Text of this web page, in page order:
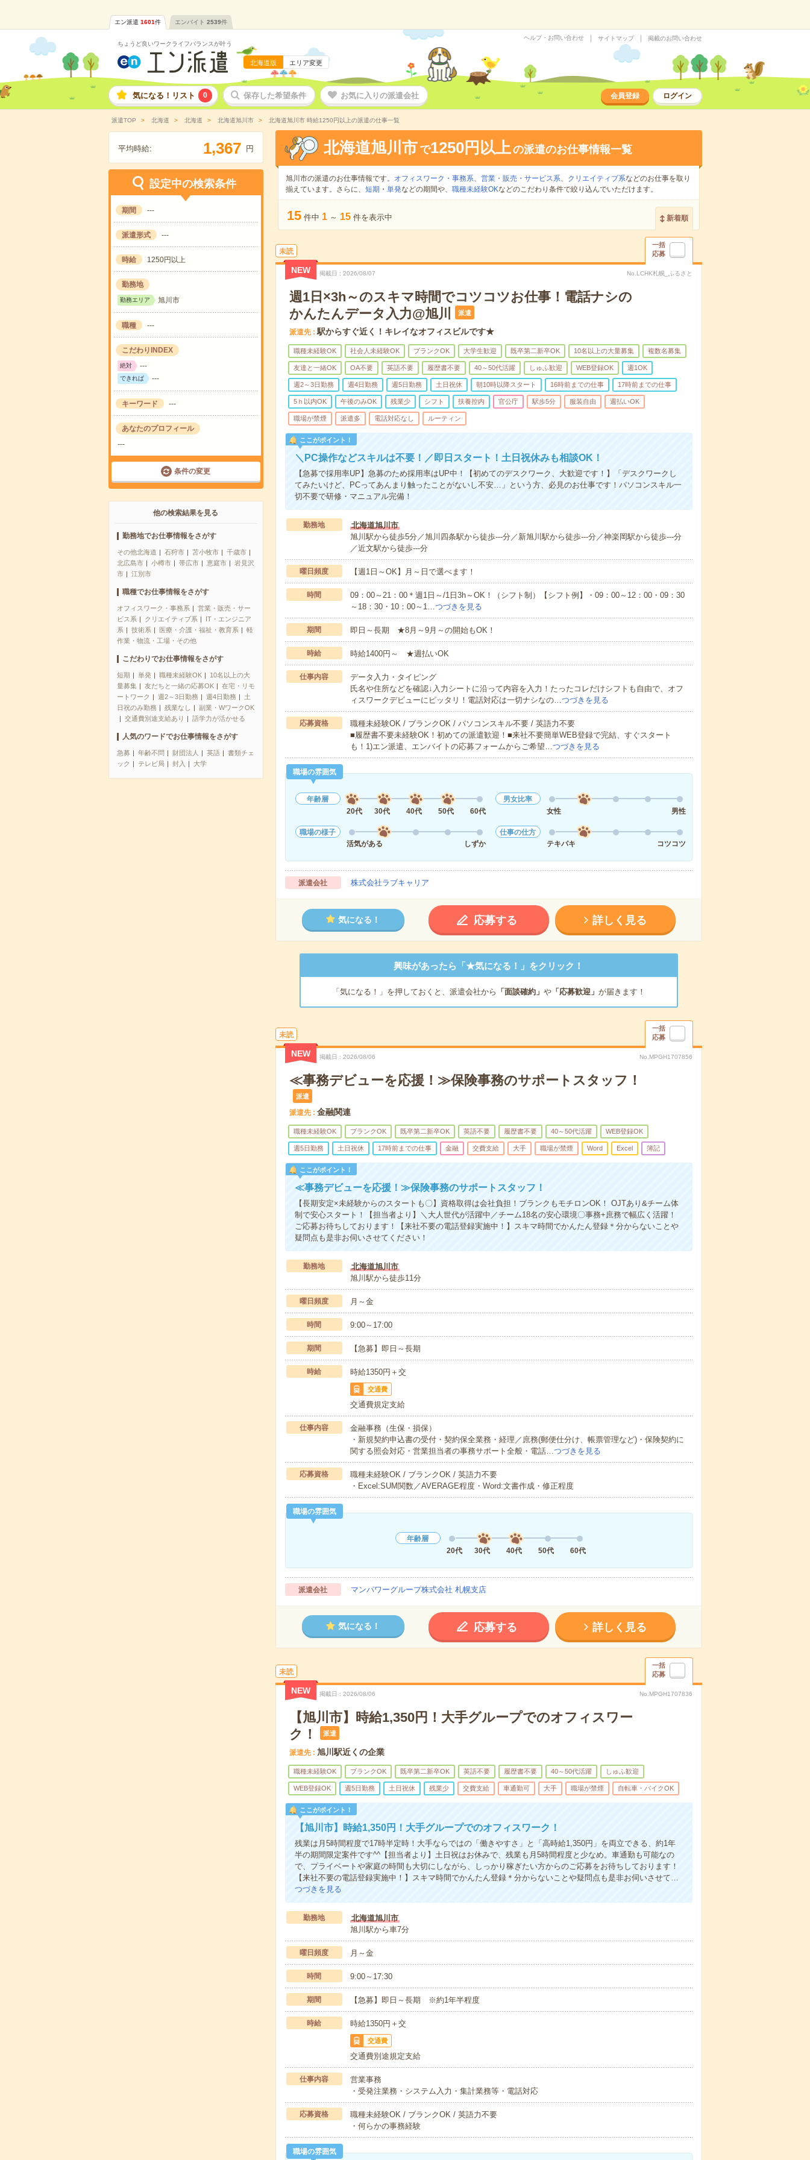
エン派遣 1601件 エンバイト 2539件
ちょうど良いワークライフバランスが叶う
北海道版 エリア変更
ヘルプ・お問い合わせ サイトマップ 掲載のお問い合わせ
気になる！リスト 0 保存した希望条件 お気に入りの派遣会社 会員登録 ログイン
派遣TOP 北海道 北海道 北海道旭川市 北海道旭川市 時給1250円以上の派遣の仕事一覧
平均時給: 1,367 円
設定中の検索条件
期間 ---
派遣形式 ---
時給 1250円以上
勤務地
勤務エリア 旭川市
職種 ---
こだわりINDEX
絶対 ---
できれば ---
キーワード ---
あなたのプロフィール
---
条件の変更
他の検索結果を見る
勤務地でお仕事情報をさがす
その他北海道 石狩市 苫小牧市
千歳市
北広島市
小樽市 帯広市 恵庭市
岩見沢
市
江別市
職種でお仕事情報をさがす
オフィスワーク・事務系
営業・販売・サー
ビス系
クリエイティブ系
IT・エンジニア
系
技術系 医療・介護・福祉・教育系
軽
作業・物流・工場・その他
こだわりでお仕事情報をさがす
短期 単発 職種未経験OK
10名以上の大
量募集
友だちと一緒の応募OK
在宅・リモ
ートワーク
週2～3日勤務 週4日勤務
土
日祝のみ勤務
残業なし
副業・WワークOK
交通費別途支給あり
語学力が活かせる
人気のワードでお仕事情報をさがす
急募 年齢不問 財団法人 英語
書類チェ
ック
テレビ局 封入 大学
北海道旭川市 で1250円以上の派遣のお仕事情報一覧
旭川市の派遣のお仕事情報です。 オフィスワーク・事務系、 営業・販売・サービス系、 クリエイティブ系などのお仕事を取り
揃えています。さらに、 短期 ・ 単発などの期間や、 職種未経験OKなどのこだわり条件で絞り込んでいただけます。
15 件中 1 ～ 15 件を表示中 新着順
未読
一括
応募
NEW 掲載日 2026/08/07 No.LCHK札幌_ふるさと
週1日×3h～のスキマ時間でコツコツお仕事！電話ナシの
かんたんデータ入力@旭川
派遣
派遣先 駅からすぐ近く！キレイなオフィスビルです★
職種未経験OK 社会人未経験OK ブランクOK 大学生歓迎 既卒第二新卒OK 10名以上の大量募集 複数名募集
友達と一緒OK OA不要 英語不要 履歴書不要 40～50代活躍 しゅふ歓迎 WEB登録OK 週1OK
週2～3日勤務 週4日勤務 週5日勤務 土日祝休 朝10時以降スタート 16時前までの仕事 17時前までの仕事
5ｈ以内OK 午後のみOK 残業少 シフト 扶養控内 官公庁 駅歩5分 服装自由 週払いOK
職場が禁煙 派遣多 電話対応なし ルーティン
ここがポイント！
＼PC操作などスキルは不要！／即日スタート！土日祝休みも相談OK！
【急募で採用率UP】急募のため採用率はUP中！【初めてのデスクワーク、大歓迎です！】「デスクワークし
てみたいけど、PCってあんまり触ったことがないし不安…」という方、必見のお仕事です！パソコンスキル一
切不要で研修・マニュアル完備！
勤務地
北海道旭川市
旭川駅から徒歩5分／旭川四条駅から徒歩---分／新旭川駅から徒歩---分／神楽岡駅から徒歩---分
／近文駅から徒歩---分
曜日頻度 【週1日～OK】月～日で選べます！
時間
09：00～21：00＊週1日～/1日3h～OK！（シフト制）【シフト例】・09：00～12：00・09：30
～18：30・10：00～1…つづきを見る
期間 即日～長期 ★8月～9月～の開始もOK！
時給 時給1400円～ ★週払いOK
仕事内容
データ入力・タイピング
氏名や住所などを確認↓入力シートに沿って内容を入力！たったコレだけシフトも自由で、オフ
ィスワークデビューにピッタリ！電話対応は一切ナシなの…つづきを見る
応募資格
職種未経験OK / ブランクOK / パソコンスキル不要 / 英語力不要
■履歴書不要未経験OK！初めての派遣歓迎！■来社不要簡単WEB登録で完結、すぐスタート
も！1)エン派遣、エンバイトの応募フォームからご希望…つづきを見る
職場の雰囲気
年齢層
20代
30代 40代 50代 60代
男女比率
女性
男性
職場の様子
活気がある
しずか
仕事の仕方
テキパキ
コツコツ
派遣会社 株式会社ラブキャリア
気になる！ 応募する 詳しく見る
興味があったら「★気になる！」をクリック！
「気になる！」を押しておくと、派遣会社から 「面談確約」 や「応募歓迎」 が届きます！
未読
一括
応募
NEW 掲載日 2026/08/06 No.MPGH1707856
≪事務デビューを応援！≫保険事務のサポートスタッフ！
派遣
派遣先 金融関連
職種未経験OK ブランクOK 既卒第二新卒OK 英語不要 履歴書不要 40～50代活躍 WEB登録OK
週5日勤務 土日祝休 17時前までの仕事 金融 交費支給 大手 職場が禁煙 Word Excel 簿記
ここがポイント！
≪事務デビューを応援！≫保険事務のサポートスタッフ！
【長期安定×未経験からのスタートも〇】資格取得は会社負担！ブランクもモチロンOK！ OJTあり&チーム体
制で安心スタート！【担当者より】＼大人世代が活躍中／チーム18名の安心環境〇事務+庶務で幅広く活躍！
ご応募お待ちしております！【来社不要の電話登録実施中！】スキマ時間でかんたん登録＊分からないことや
疑問点も是非お伺いさせてください！
勤務地
北海道旭川市
旭川駅から徒歩11分
曜日頻度 月～金
時間 9:00～17:00
期間 【急募】即日～長期
時給 時給1350円＋交
交通費
交通費規定支給
仕事内容
金融事務（生保・損保）
・新規契約申込書の受付・契約保全業務・経理／庶務(郵便仕分け、帳票管理など)・保険契約に
関する照会対応・営業担当者の事務サポート全般・電話…つづきを見る
応募資格
職種未経験OK / ブランクOK / 英語力不要
・Excel:SUM関数／AVERAGE程度・Word:文書作成・修正程度
職場の雰囲気
年齢層
20代
30代 40代 50代 60代
派遣会社 マンパワーグループ株式会社 札幌支店
気になる！ 応募する 詳しく見る
未読
一括
応募
NEW 掲載日 2026/08/06 No.MPGH1707836
【旭川市】時給1,350円！大手グループでのオフィスワー
ク！
派遣
派遣先 旭川駅近くの企業
職種未経験OK ブランクOK 既卒第二新卒OK 英語不要 履歴書不要 40～50代活躍 しゅふ歓迎
WEB登録OK 週5日勤務 土日祝休 残業少 交費支給 車通勤可 大手 職場が禁煙 自転車・バイクOK
ここがポイント！
【旭川市】時給1,350円！大手グループでのオフィスワーク！
残業は月5時間程度で17時半定時！大手ならではの「働きやすさ」と「高時給1,350円」を両立できる、約1年
半の期間限定案件です^^【担当者より】土日祝はお休みで、残業も月5時間程度と少なめ。車通勤も可能なの
で、プライベートや家庭の時間も大切にしながら、しっかり稼ぎたい方からのご応募をお待ちしております！
【来社不要の電話登録実施中！】スキマ時間でかんたん登録＊分からないことや疑問点も是非お伺いさせて…
つづきを見る
勤務地
北海道旭川市
旭川駅から車7分
曜日頻度 月～金
時間 9:00～17:30
期間 【急募】即日～長期 ※約1年半程度
時給 時給1350円＋交
交通費
交通費別途規定支給
仕事内容
営業事務
・受発注業務・システム入力・集計業務等・電話対応
応募資格
職種未経験OK / ブランクOK / 英語力不要
・何らかの事務経験
職場の雰囲気